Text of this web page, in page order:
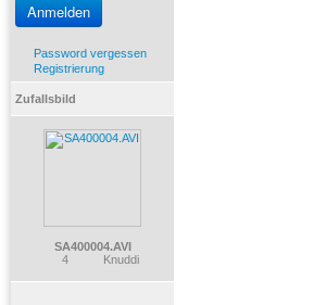
Password vergessen
Registrierung
Zufallsbild
SA400004.AVI
4
Knuddi